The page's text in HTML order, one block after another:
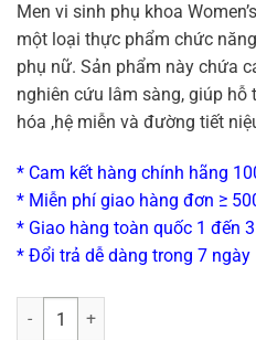
là:
750.000 ₫.
tại
là:
Men vi sinh phụ khoa
một loại thực phẩm chức
phụ nữ. Sản phẩm này chứa
nghiên cứu lâm sàng, giúp hỗ
hóa ,hệ miễn và đường tiết
* Cam kết hàng chính hãng
* Miễn phí giao hàng đơn ≥
* Giao hàng toàn quốc 1 đến
* Đổi trả dễ dàng trong 7 ngày
Số lượng